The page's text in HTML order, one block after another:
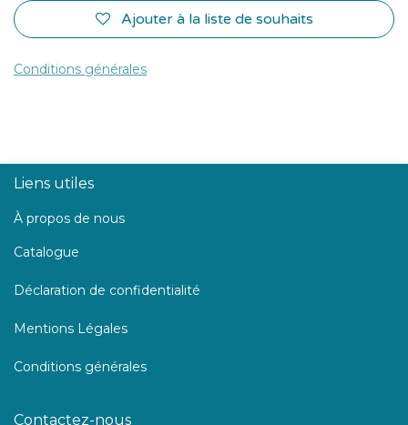
Ajouter à la liste de souhaits
Conditions générales
Liens utiles
À propos de nous
Catalogue
Déclaration de confidentialité
Mentions Légales
Conditions générales
Contactez-nous